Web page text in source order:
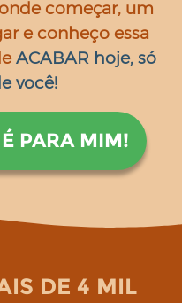
começar, um
e conheço essa
ACABAR hoje, só
você!
PARA MIM!
DE 4 MIL